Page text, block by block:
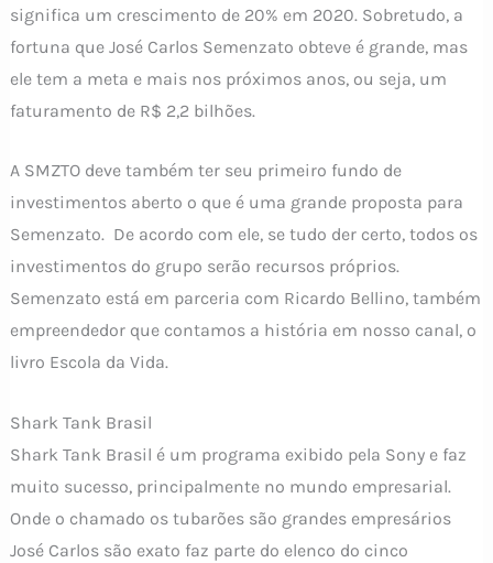
significa um crescimento de 20% em 2020. Sobretudo, a
fortuna que José Carlos Semenzato obteve é grande, mas
ele tem a meta e mais nos próximos anos, ou seja, um
faturamento de R$ 2,2 bilhões.
A SMZTO deve também ter seu primeiro fundo de
investimentos aberto o que é uma grande proposta para
Semenzato. De acordo com ele, se tudo der certo, todos os
investimentos do grupo serão recursos próprios.
Semenzato está em parceria com Ricardo Bellino, também
empreendedor que contamos a história em nosso canal, o
livro Escola da Vida.
Shark Tank Brasil
Shark Tank Brasil é um programa exibido pela Sony e faz
muito sucesso, principalmente no mundo empresarial.
Onde o chamado os tubarões são grandes empresários
José Carlos são exato faz parte do elenco do cinco